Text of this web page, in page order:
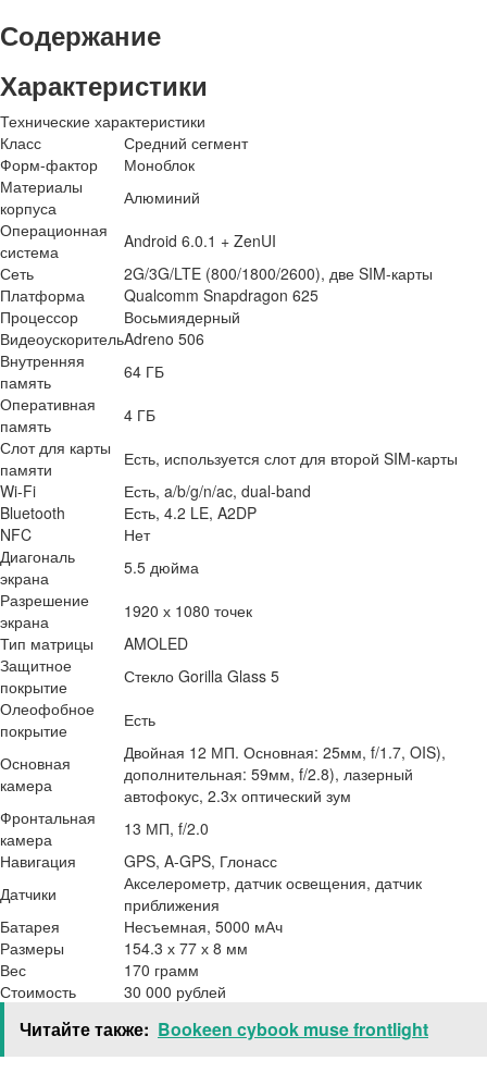
Содержание
Характеристики
Технические характеристики
Класс
Средний сегмент
Форм-фактор
Моноблок
Материалы
корпуса
Алюминий
Операционная
система
Android 6.0.1 + ZenUI
Сеть
2G/3G/LTE (800/1800/2600), две SIM-карты
Платформа
Qualcomm Snapdragon 625
Процессор
Восьмиядерный
ВидеоускорительAdreno 506
Внутренняя
память
64 ГБ
Оперативная
память
4 ГБ
Слот для карты
памяти
Есть, используется слот для второй SIM-карты
Wi-Fi
Есть, a/b/g/n/ac, dual-band
Bluetooth
Есть, 4.2 LE, A2DP
NFC
Нет
Диагональ
экрана
5.5 дюйма
Разрешение
экрана
1920 х 1080 точек
Тип матрицы
AMOLED
Защитное
покрытие
Стекло Gorilla Glass 5
Олеофобное
покрытие
Есть
Основная
камера
Двойная 12 МП. Основная: 25мм, f/1.7, OIS),
дополнительная: 59мм, f/2.8), лазерный
автофокус, 2.3х оптический зум
Фронтальная
камера
13 МП, f/2.0
Навигация
GPS, A-GPS, Глонасс
Датчики
Акселерометр, датчик освещения, датчик
приближения
Батарея
Несъемная, 5000 мАч
Размеры
154.3 х 77 х 8 мм
Вес
170 грамм
Стоимость
30 000 рублей
Читайте также: Bookeen cybook muse frontlight